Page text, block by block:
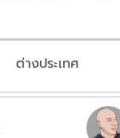
ต่างประเทศ